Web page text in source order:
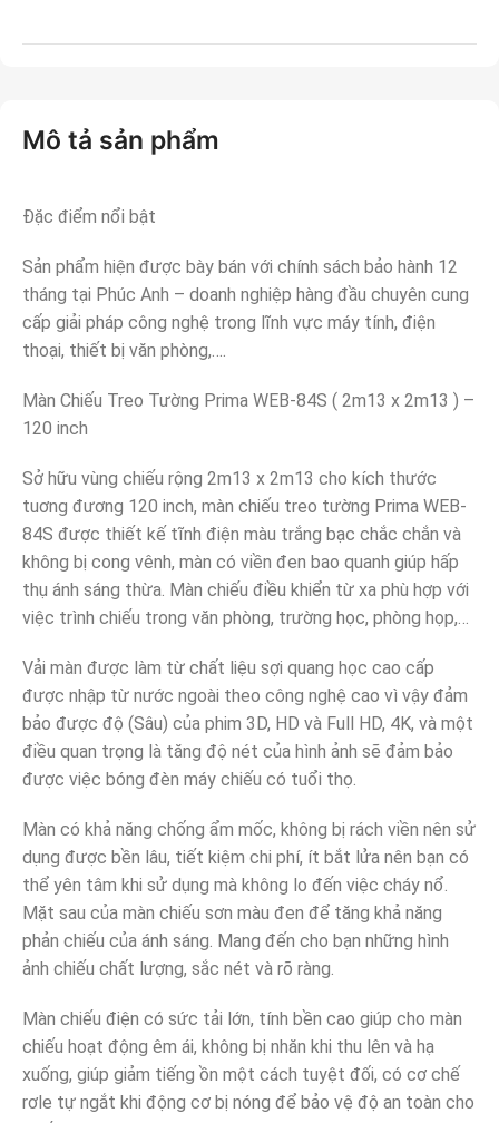
Mô tả sản phẩm
Đặc điểm nổi bật
Sản phẩm hiện được bày bán với chính sách bảo hành 12
tháng tại Phúc Anh – doanh nghiệp hàng đầu chuyên cung
cấp giải pháp công nghệ trong lĩnh vực máy tính, điện
thoại, thiết bị văn phòng,….
Màn Chiếu Treo Tường Prima WEB-84S ( 2m13 x 2m13 ) –
120 inch
Sở hữu vùng chiếu rộng 2m13 x 2m13 cho kích thước
tuơng đương 120 inch, màn chiếu treo tường Prima WEB-
84S được thiết kế tĩnh điện màu trắng bạc chắc chắn và
không bị cong vênh, màn có viền đen bao quanh giúp hấp
thụ ánh sáng thừa. Màn chiếu điều khiển từ xa phù hợp với
việc trình chiếu trong văn phòng, trường học, phòng họp,…
Vải màn được làm từ chất liệu sợi quang học cao cấp
được nhập từ nước ngoài theo công nghệ cao vì vậy đảm
bảo được độ (Sâu) của phim 3D, HD và Full HD, 4K, và một
điều quan trọng là tăng độ nét của hình ảnh sẽ đảm bảo
được việc bóng đèn máy chiếu có tuổi thọ.
Màn có khả năng chống ẩm mốc, không bị rách viền nên sử
dụng được bền lâu, tiết kiệm chi phí, ít bắt lửa nên bạn có
thể yên tâm khi sử dụng mà không lo đến việc cháy nổ.
Mặt sau của màn chiếu sơn màu đen để tăng khả năng
phản chiếu của ánh sáng. Mang đến cho bạn những hình
ảnh chiếu chất lượng, sắc nét và rõ ràng.
Màn chiếu điện có sức tải lớn, tính bền cao giúp cho màn
chiếu hoạt động êm ái, không bị nhăn khi thu lên và hạ
xuống, giúp giảm tiếng ồn một cách tuyệt đối, có cơ chế
rơle tự ngắt khi động cơ bị nóng để bảo vệ độ an toàn cho